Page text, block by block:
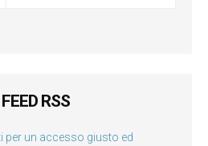
FEED RSS
per un accesso giusto ed